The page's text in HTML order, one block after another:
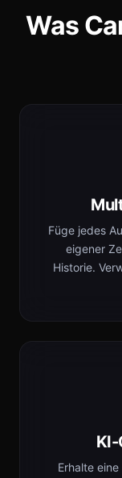
Was
Füge jedes
eigener
Historie.
Erhalte